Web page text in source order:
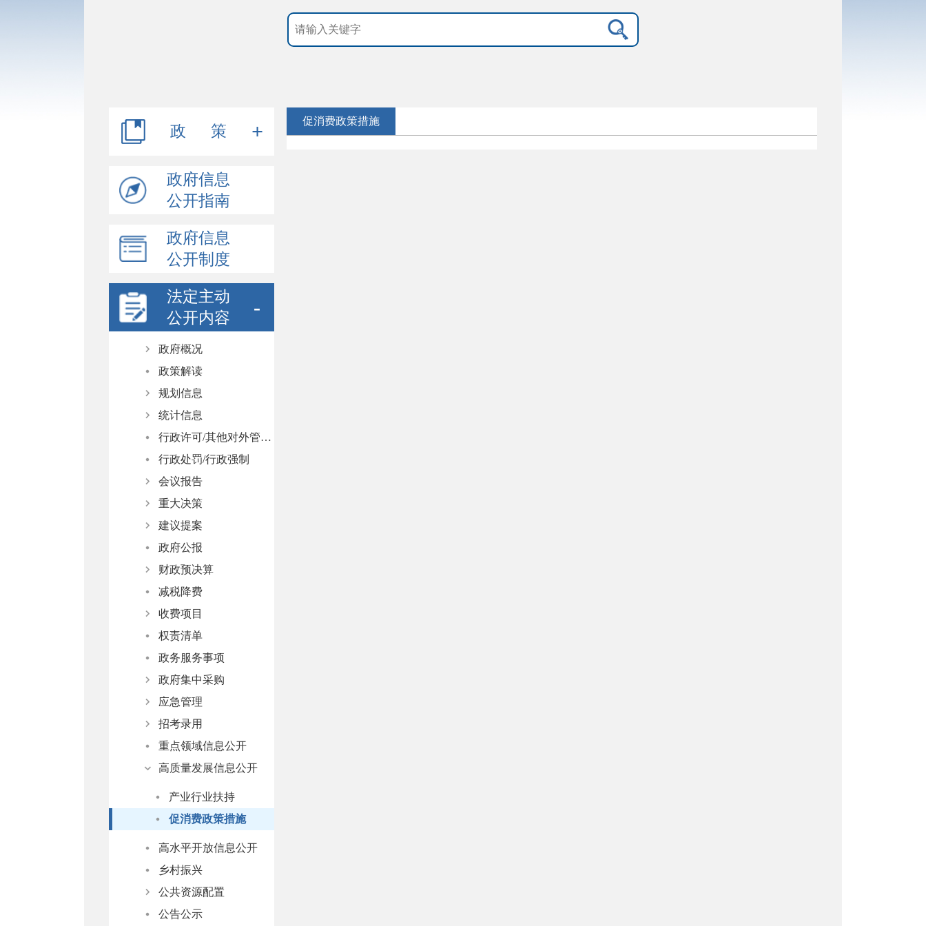
政 策
规章
行政规范性文件
其他文件
政府信息
公开指南
政府信息
公开制度
法定主动
公开内容
政府概况
政府领导
政府机构
人事任免
政策解读
规划信息
规划纲要
国民经济和社会发展计划
专项规划
空间规划
统计信息
统计视点
统计公报
普查公报
数据发布
行政许可/其他对外管理服务
行政处罚/行政强制
会议报告
重大会议
政府工作报告
重大决策
决策公开制度
决策事项目录
草案及说明
意见征集
意见反馈
建议提案
办理总体情况
人大代表建议
政协委员提案
政府公报
财政预决算
政府预决算
部门预决算
减税降费
收费项目
行政事业性收费与政府性基金清单
涉企收费目录清单
权责清单
政务服务事项
政府集中采购
项目目录及标准
项目实施情况
应急管理
应急预案
监测预警
防范应对
招考录用
网上报名平台
公务员、事业单位考试
重点领域信息公开
高质量发展信息公开
产业行业扶持
促消费政策措施
高水平开放信息公开
乡村振兴
公共资源配置
住房保障
公告公示
促消费政策措施